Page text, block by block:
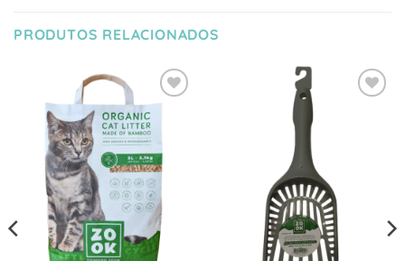
PRODUTOS RELACIONADOS
Adicionar
à Lista
Desejos